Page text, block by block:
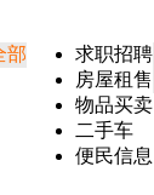
部
求职招聘
房屋租售
物品买卖
二手车
便民信息